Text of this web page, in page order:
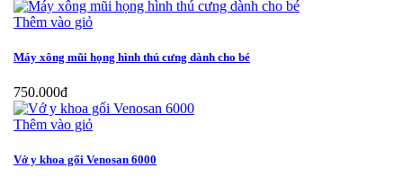
Thêm vào giỏ
Máy xông mũi họng hình thú cưng dành cho bé
750.000đ
Thêm vào giỏ
Vớ y khoa gối Venosan 6000